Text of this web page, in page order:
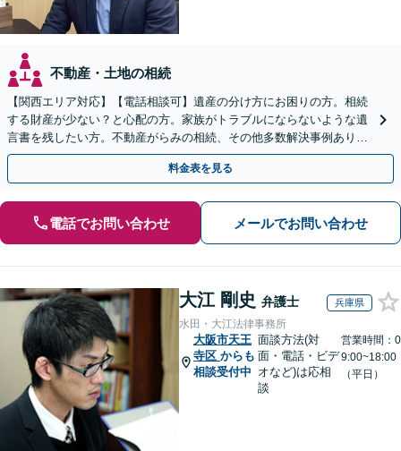
不動産・土地の相続
【関西エリア対応】【電話相談可】遺産の分け方にお困りの方。相続
する財産が少ない？と心配の方。家族がトラブルにならないような遺
言書を残したい方。不動産がらみの相続、その他多数解決事例あり。
親身に対応します【夜間・休日面談】【初回相談無料】
料金表を見る
電話でお問い合わせ メールでお問い合わせ
大江 剛史 弁護士 兵庫県
水田・大江法律事務所
大阪市天王
寺区 からも
相談受付中
面談方法(対
面・電話・ビデ
オなど)は応相
談
営業時間：0
9:00~18:00
（平日）